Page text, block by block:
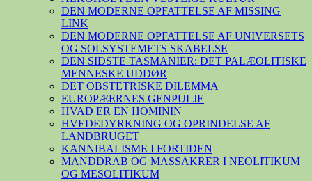
DEN MODERNE OPFATTELSE AF MISSING
LINK
DEN MODERNE OPFATTELSE AF UNIVERSETS
OG SOLSYSTEMETS SKABELSE
DEN SIDSTE TASMANIER: DET PALÆOLITISKE
MENNESKE UDDØR
DET OBSTETRISKE DILEMMA
EUROPÆERNES GENPULJE
HVAD ER EN HOMININ
HVEDEDYRKNING OG OPRINDELSE AF
LANDBRUGET
KANNIBALISME I FORTIDEN
MANDDRAB OG MASSAKRER I NEOLITIKUM
OG MESOLITIKUM